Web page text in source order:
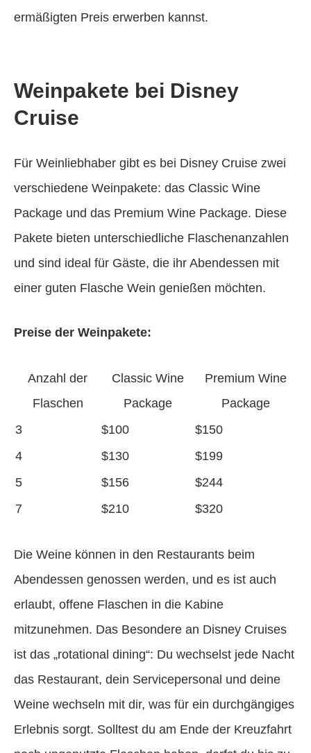
ermäßigten Preis erwerben kannst.
Weinpakete bei Disney
Cruise
Für Weinliebhaber gibt es bei Disney Cruise zwei
verschiedene Weinpakete: das Classic Wine
Package und das Premium Wine Package. Diese
Pakete bieten unterschiedliche Flaschenanzahlen
und sind ideal für Gäste, die ihr Abendessen mit
einer guten Flasche Wein genießen möchten.
Preise der Weinpakete:
Anzahl der
Flaschen
Classic Wine
Package
Premium Wine
Package
3
$100
$150
4
$130
$199
5
$156
$244
7
$210 $320
Die Weine können in den Restaurants beim
Abendessen genossen werden, und es ist auch
erlaubt, offene Flaschen in die Kabine
mitzunehmen. Das Besondere an Disney Cruises
ist das „rotational dining“: Du wechselst jede Nacht
das Restaurant, dein Servicepersonal und deine
Weine wechseln mit dir, was für ein durchgängiges
Erlebnis sorgt. Solltest du am Ende der Kreuzfahrt